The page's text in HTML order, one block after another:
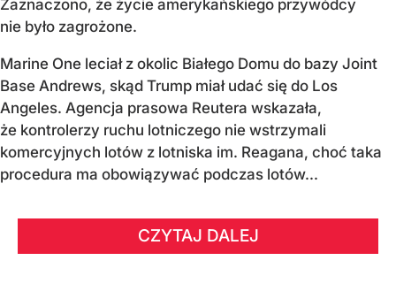
Zaznaczono, że życie amerykańskiego przywódcy
nie było zagrożone.
Marine One leciał z okolic Białego Domu do bazy Joint
Base Andrews, skąd Trump miał udać się do Los
Angeles. Agencja prasowa Reutera wskazała,
że kontrolerzy ruchu lotniczego nie wstrzymali
komercyjnych lotów z lotniska im. Reagana, choć taka
procedura ma obowiązywać podczas lotów...
CZYTAJ DALEJ